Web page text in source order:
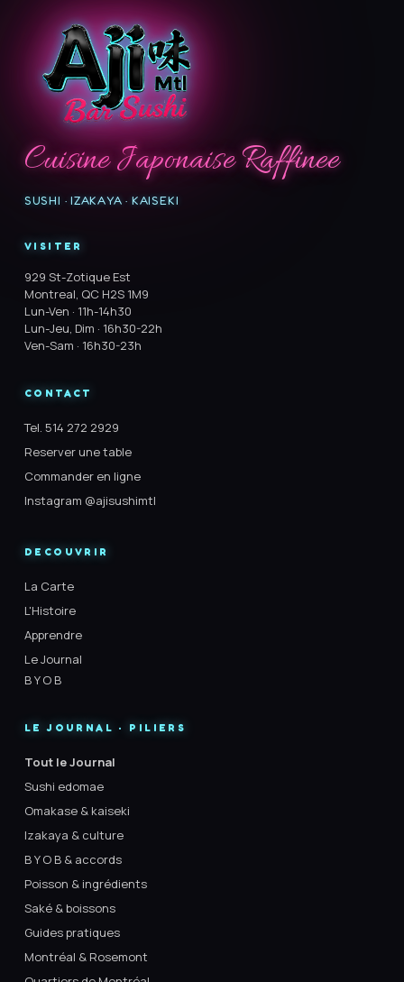
Cuisine Japonaise Raffinee
SUSHI · IZAKAYA · KAISEKI
VISITER
929 St-Zotique Est
Montreal, QC H2S 1M9
Lun-Ven · 11h-14h30
Lun-Jeu, Dim · 16h30-22h
Ven-Sam · 16h30-23h
CONTACT
Tel. 514 272 2929
Reserver une table
Commander en ligne
Instagram @ajisushimtl
DECOUVRIR
La Carte
L'Histoire
Apprendre
Le Journal
B Y O B
LE JOURNAL · PILIERS
Tout le Journal
Sushi edomae
Omakase & kaiseki
Izakaya & culture
B Y O B & accords
Poisson & ingrédients
Saké & boissons
Guides pratiques
Montréal & Rosemont